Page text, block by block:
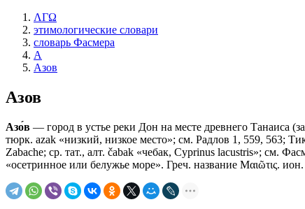
ΛΓΩ
этимологические словари
словарь Фасмера
А
Азов
Азов
Азо́в — город в устье реки Дон на месте древнего Танаиса
тюрк. azak «низкий, низкое место»; см. Радлов 1, 559, 563;
Zabache; ср. тат., алт. čabak «чебак, Cyprinus lacustris»; см.
«осетринное или белужье море». Греч. название Μαιῶτις.